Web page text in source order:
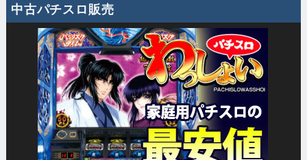
中古パチスロ販売